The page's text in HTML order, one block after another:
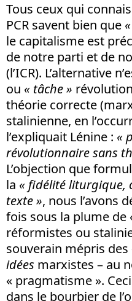
Tous ceux qui
PCR savent bien que
le capitalisme est
de notre parti et de
(l’ICR). L’alternative
ou « tâche »
théorie correcte
stalinienne, en
l’expliquait Lénine : «
révolutionnaire sans
L’objection que
la « fidélité liturgique,
texte », nous l’avons
fois sous la plume de
réformistes ou
souverain mépris des
idées marxistes – au
« pragmatisme ».
dans le bourbier de